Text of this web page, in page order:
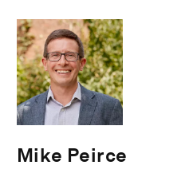
Mike Peirce